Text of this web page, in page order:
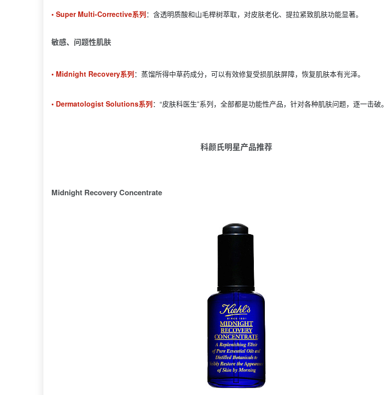
• Super Multi-Corrective系列：含透明质酸和山毛榉树萃取，对皮肤老化、提拉紧致肌肤功能显著。
敏感、问题性肌肤
• Midnight Recovery系列：蒸馏所得中草药成分，可以有效修复受损肌肤屏障，恢复肌肤本有光泽。
• Dermatologist Solutions系列：“皮肤科医生”系列，全部都是功能性产品，针对各种肌肤问题，逐一击破。
科颜氏明星产品推荐
Midnight Recovery Concentrate